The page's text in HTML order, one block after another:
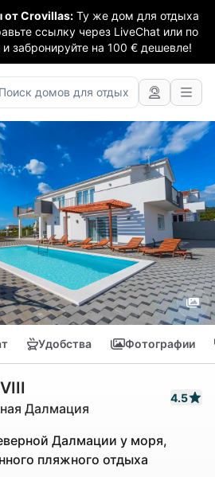
от Crovillas: Ту же дом для отдыха
ссылку через LiveChat или по
забронируйте на 100 € дешевле!
Удобства Фотографии
Далмация
4.5
Далмации у моря,
пляжного отдыха